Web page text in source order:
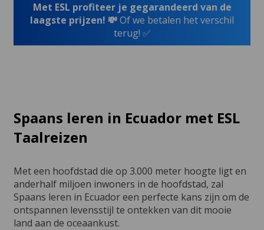
Met ESL profiteer je gegarandeerd van de
laagste prijzen! 💸Of we betalen het verschil
terug! ✅
Spaans leren in Ecuador met ESL
Taalreizen
Met een hoofdstad die op 3.000 meter hoogte ligt en
anderhalf miljoen inwoners in de hoofdstad, zal
Spaans leren in Ecuador een perfecte kans zijn om de
ontspannen levensstijl te ontekken van dit mooie
land aan de oceaankust.